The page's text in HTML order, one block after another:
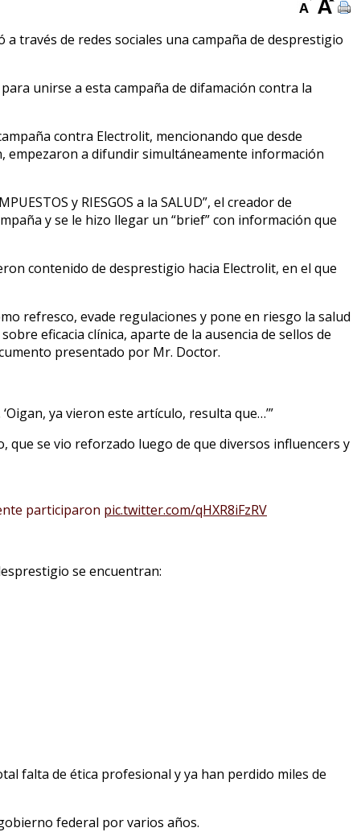
través de redes sociales una campaña de desprestigio
unirse a esta campaña de difamación contra la
contra Electrolit, mencionando que desde
empezaron a difundir simultáneamente información
y RIESGOS a la SALUD”, el creador de
y se le hizo llegar un “brief” con información que
contenido de desprestigio hacia Electrolit, en el que
refresco, evade regulaciones y pone en riesgo la salud
eficacia clínica, aparte de la ausencia de sellos de
presentado por Mr. Doctor.
ya vieron este artículo, resulta que…’”
que se vio reforzado luego de que diversos influencers y
participaron pic.twitter.com/qHXR8iFzRV
se encuentran:
falta de ética profesional y ya han perdido miles de
federal por varios años.